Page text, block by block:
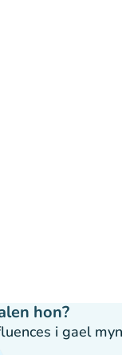
hon?
i gael